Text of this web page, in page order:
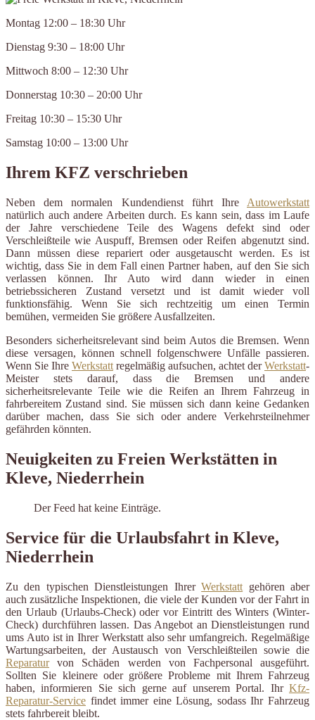
Montag 12:00 – 18:30 Uhr
Dienstag 9:30 – 18:00 Uhr
Mittwoch 8:00 – 12:30 Uhr
Donnerstag 10:30 – 20:00 Uhr
Freitag 10:30 – 15:30 Uhr
Samstag 10:00 – 13:00 Uhr
Ihrem KFZ verschrieben
Neben dem normalen Kundendienst führt Ihre Autowerkstatt
natürlich auch andere Arbeiten durch. Es kann sein, dass im Laufe
der Jahre verschiedene Teile des Wagens defekt sind oder
Verschleißteile wie Auspuff, Bremsen oder Reifen abgenutzt sind.
Dann müssen diese repariert oder ausgetauscht werden. Es ist
wichtig, dass Sie in dem Fall einen Partner haben, auf den Sie sich
verlassen können. Ihr Auto wird dann wieder in einen
betriebssicheren Zustand versetzt und ist damit wieder voll
funktionsfähig. Wenn Sie sich rechtzeitig um einen Termin
bemühen, vermeiden Sie größere Ausfallzeiten.
Besonders sicherheitsrelevant sind beim Autos die Bremsen. Wenn
diese versagen, können schnell folgenschwere Unfälle passieren.
Wenn Sie Ihre Werkstatt regelmäßig aufsuchen, achtet derWerkstatt-
Meister stets darauf, dass die Bremsen und andere
sicherheitsrelevante Teile wie die Reifen an Ihrem Fahrzeug in
fahrbereitem Zustand sind. Sie müssen sich dann keine Gedanken
darüber machen, dass Sie sich oder andere Verkehrsteilnehmer
gefährden könnten.
Neuigkeiten zu Freien Werkstätten in
Kleve, Niederrhein
Der Feed hat keine Einträge.
Service für die Urlaubsfahrt in Kleve,
Niederrhein
Zu den typischen Dienstleistungen IhrerWerkstatt gehören aber
auch zusätzliche Inspektionen, die viele der Kunden vor der Fahrt in
den Urlaub (Urlaubs-Check) oder vor Eintritt des Winters (Winter-
Check) durchführen lassen. Das Angebot an Dienstleistungen rund
ums Auto ist in Ihrer Werkstatt also sehr umfangreich. Regelmäßige
Wartungsarbeiten, der Austausch von Verschleißteilen sowie die
Reparaturvon Schäden werden von Fachpersonal ausgeführt.
Sollten Sie kleinere oder größere Probleme mit Ihrem Fahrzeug
haben, informieren Sie sich gerne auf unserem Portal. Ihr Kfz-
Reparatur-Service findet immer eine Lösung, sodass Ihr Fahrzeug
stets fahrbereit bleibt.